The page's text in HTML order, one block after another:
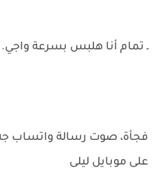
ـ تمام أنا هلبس بسرعة واجي.
فجأة، صوت رسالة واتساب
على موبايل ليلى